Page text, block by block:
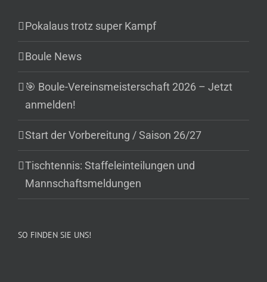
Pokalaus trotz super Kampf
Boule News
🎯 Boule-Vereinsmeisterschaft 2026 – Jetzt
anmelden!
Start der Vorbereitung / Saison 26/27
Tischtennis: Staffeleinteilungen und
Mannschaftsmeldungen
SO FINDEN SIE UNS!